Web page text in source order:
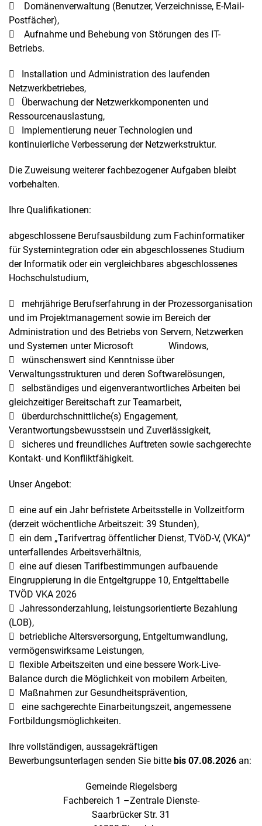
 Domänenverwaltung (Benutzer, Verzeichnisse, E-Mail-
Postfächer),
 Aufnahme und Behebung von Störungen des IT-
Betriebs.
 Installation und Administration des laufenden
Netzwerkbetriebes,
 Überwachung der Netzwerkkomponenten und
Ressourcenauslastung,
 Implementierung neuer Technologien und
kontinuierliche Verbesserung der Netzwerkstruktur.
Die Zuweisung weiterer fachbezogener Aufgaben bleibt
vorbehalten.
Ihre Qualifikationen:
abgeschlossene Berufsausbildung zum Fachinformatiker
für Systemintegration oder ein abgeschlossenes Studium
der Informatik oder ein vergleichbares abgeschlossenes
Hochschulstudium,
 mehrjährige Berufserfahrung in der Prozessorganisation
und im Projektmanagement sowie im Bereich der
Administration und des Betriebs von Servern, Netzwerken
und Systemen unter Microsoft Windows,
 wünschenswert sind Kenntnisse über
Verwaltungsstrukturen und deren Softwarelösungen,
 selbständiges und eigenverantwortliches Arbeiten bei
gleichzeitiger Bereitschaft zur Teamarbeit,
 überdurchschnittliche(s) Engagement,
Verantwortungsbewusstsein und Zuverlässigkeit,
 sicheres und freundliches Auftreten sowie sachgerechte
Kontakt- und Konfliktfähigkeit.
Unser Angebot:
 eine auf ein Jahr befristete Arbeitsstelle in Vollzeitform
(derzeit wöchentliche Arbeitszeit: 39 Stunden),
 ein dem „Tarifvertrag öffentlicher Dienst, TVöD-V, (VKA)“
unterfallendes Arbeitsverhältnis,
 eine auf diesen Tarifbestimmungen aufbauende
Eingruppierung in die Entgeltgruppe 10, Entgelttabelle
TVÖD VKA 2026
 Jahressonderzahlung, leistungsorientierte Bezahlung
(LOB),
 betriebliche Altersversorgung, Entgeltumwandlung,
vermögenswirksame Leistungen,
 flexible Arbeitszeiten und eine bessere Work-Live-
Balance durch die Möglichkeit von mobilem Arbeiten,
 Maßnahmen zur Gesundheitsprävention,
 eine sachgerechte Einarbeitungszeit, angemessene
Fortbildungsmöglichkeiten.
Ihre vollständigen, aussagekräftigen
Bewerbungsunterlagen senden Sie bitte bis 07.08.2026 an:
Gemeinde Riegelsberg
Fachbereich 1 –Zentrale Dienste-
Saarbrücker Str. 31
EXTERNE MEDIEN
GOOGLE MAPS
Name:
google_maps
Anbieter:
Zweck: